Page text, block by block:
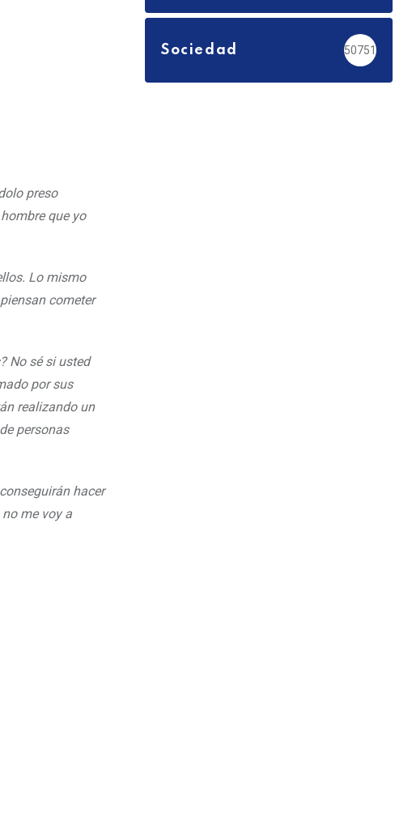
preso
que yo
Lo mismo
cometer
No sé si usted
por sus
realizando un
personas
hacer
me voy a
Sociedad 50751